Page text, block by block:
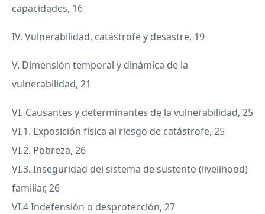
capacidades, 16
IV. Vulnerabilidad, catástrofe y desastre, 19
V. Dimensión temporal y dinámica de la
vulnerabilidad, 21
VI. Causantes y determinantes de la vulnerabilidad, 25
VI.1. Exposición física al riesgo de catástrofe, 25
VI.2. Pobreza, 26
VI.3. Inseguridad del sistema de sustento (livelihood)
familiar, 26
VI.4 Indefensión o desprotección, 27